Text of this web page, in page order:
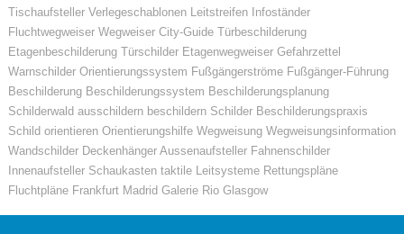
Tischaufsteller Verlegeschablonen Leitstreifen Infoständer
Fluchtwegweiser Wegweiser City-Guide Türbeschilderung
Etagenbeschilderung Türschilder Etagenwegweiser Gefahrzettel
Warnschilder Orientierungssystem Fußgängerströme Fußgänger-Führung
Beschilderung Beschilderungssystem Beschilderungsplanung
Schilderwald ausschildern beschildern Schilder Beschilderungspraxis
Schild orientieren Orientierungshilfe Wegweisung Wegweisungsinformation
Wandschilder Deckenhänger Aussenaufsteller Fahnenschilder
Innenaufsteller Schaukasten taktile Leitsysteme Rettungspläne
Fluchtpläne Frankfurt Madrid Galerie Rio Glasgow